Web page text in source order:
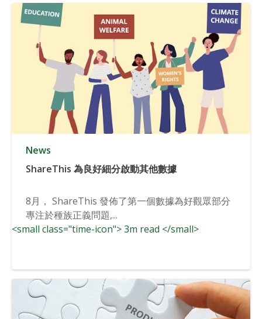
News
ShareThis 為良好細分啟動其他數據
8月， ShareThis 發佈了第一個數據為好觀眾部分
專注於種族正義問題,...
<small class="time-icon"> 3m read </small>